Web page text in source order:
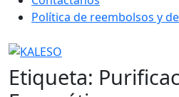
contenidoPolítica de reembolsos y
Etiqueta: